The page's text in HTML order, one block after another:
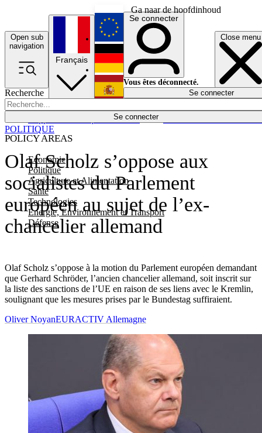
Ga naar de hoofdinhoud
Open sub
navigation
Close menu
Recherche
Se connecter
POLICY AREAS
Economie
Politique
Agriculture et Alimentation
Santé
Technologies
Energie, Environnement et Transport
Défense
Économie
Français
English
Deutsch
Español
Se connecter
Vous êtes déconnecté.
Se connecter
Olaf Scholz s’oppose aux
socialistes du Parlement
européen au sujet de l’ex-
chancelier allemand
Olaf Scholz s’oppose à la motion du Parlement européen demandant
que Gerhard Schröder, l’ancien chancelier allemand, soit inscrit sur
la liste des sanctions de l’UE en raison de ses liens avec le Kremlin,
soulignant que les mesures prises par le Bundestag suffiraient.
POLITIQUE
Oliver NoyanEURACTIV Allemagne